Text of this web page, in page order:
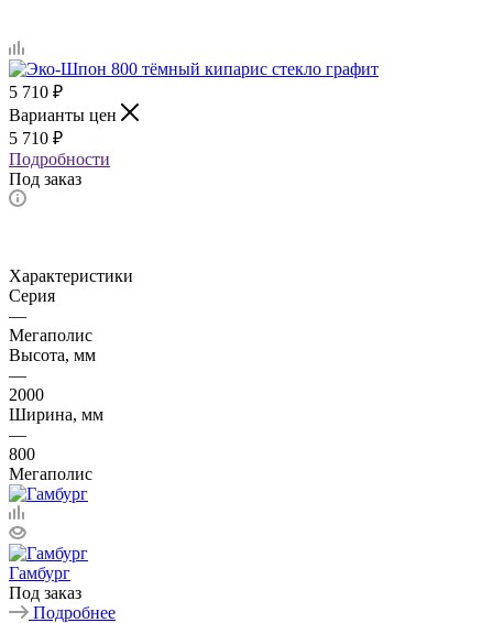
5 710 ₽
Варианты цен
5 710 ₽
Подробности
Под заказ
Характеристики
Серия
—
Мегаполис
Высота, мм
—
2000
Ширина, мм
—
800
Мегаполис
Гамбург
Под заказ
Подробнее